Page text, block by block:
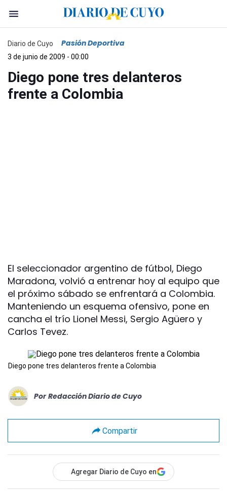
Diario de Cuyo Pasión Deportiva
3 de junio de 2009 - 00:00
Diego pone tres delanteros
frente a Colombia
El seleccionador argentino de fútbol, Diego
Maradona, volvió a entrenar hoy al equipo que
el próximo sábado se enfrentará a Colombia.
Manteniendo un esquema ofensivo, pone en
cancha el trío Lionel Messi, Sergio Agüero y
Carlos Tevez.
Diego pone tres delanteros frente a Colombia
Por Redacción Diario de Cuyo
Compartir
Agregar Diario de Cuyo en